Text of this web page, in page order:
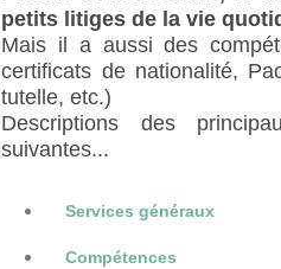
petits litiges de la vie
Mais il a aussi des
certificats de nationalité,
tutelle, etc.)
Descriptions des
suivantes...
Services généraux
Compétences